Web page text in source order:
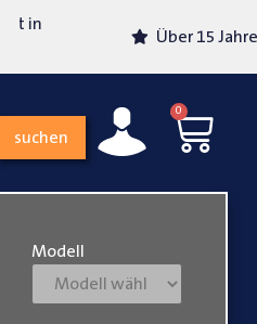
Über 15 Jahre Erfahrung
suchen
0
Modell